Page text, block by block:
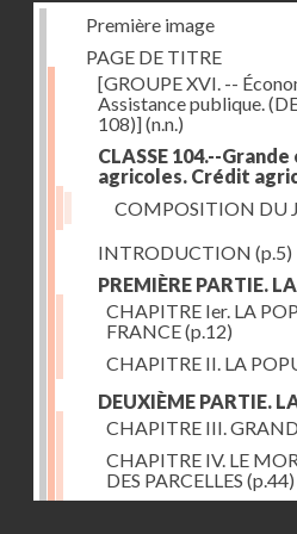
Première image
PAGE DE TITRE
[GROUPE XVI. --
Assistance publique.
108)](n.n.)
CLASSE 104.--
agricoles. Crédit
COMPOSITION DU
INTRODUCTION (p.5)
PREMIÈRE PARTIE.
CHAPITRE Ier. LA
FRANCE(p.12)
CHAPITRE II. LA
DEUXIÈME PARTIE.
CHAPITRE III.
CHAPITRE IV. LE
DES PARCELLES (p.44)